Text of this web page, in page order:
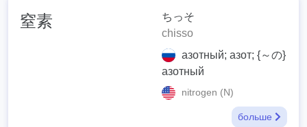
窒素
ちっそ
chisso
азотный; азот; {～の}
азотный
nitrogen (N)
больше